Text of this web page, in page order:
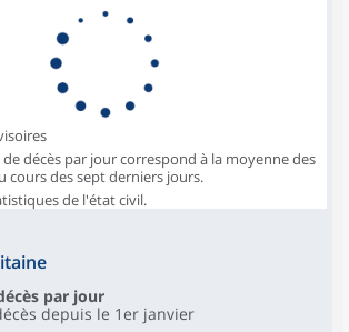
décès par jour correspond à la moyenne des
cours des sept derniers jours.
de l'état civil.
par jour
depuis le 1er janvier